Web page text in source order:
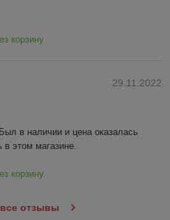
корзину
29.11.2022
в наличии и цена оказалась
в этом магазине.
корзину
отзывы